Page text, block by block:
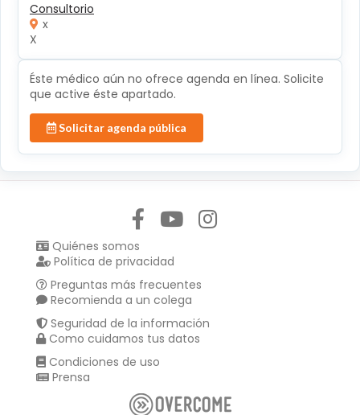
Consultorio
x
X
Éste médico aún no ofrece agenda en línea. Solicite
que active éste apartado.
Solicitar agenda pública
Quiénes somos
Política de privacidad
Preguntas más frecuentes
Recomienda a un colega
Seguridad de la información
Como cuidamos tus datos
Condiciones de uso
Prensa